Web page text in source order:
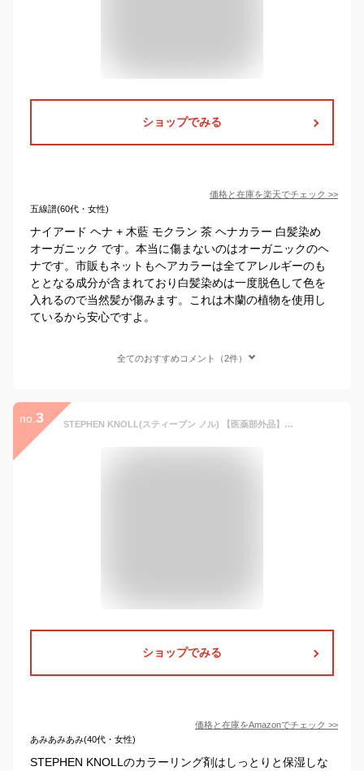
ショップでみる
価格と在庫を楽天でチェック >>
五線譜(60代・女性)
ナイアード ヘナ + 木藍 モクラン 茶 ヘナカラー 白髪染め
オーガニック です。本当に傷まないのはオーガニックのヘ
ナです。市販もネットもヘアカラーは全てアレルギーのも
ととなる成分が含まれており白髪染めは一度脱色して色を
入れるので当然髪が傷みます。これは木蘭の植物を使用し
ているから安心ですよ。
全てのおすすめコメント（2件）
no. 3 STEPHEN KNOLL(スティーブン ノル) 【医薬部外品】カラークチュール クリームヘアカラー 白髪染め 8BE ピュアベージュブラウン 1個 (x 1)
ショップでみる
価格と在庫をAmazonでチェック >>
あみあみあみ(40代・女性)
STEPHEN KNOLLのカラーリング剤はしっとりと保湿しな